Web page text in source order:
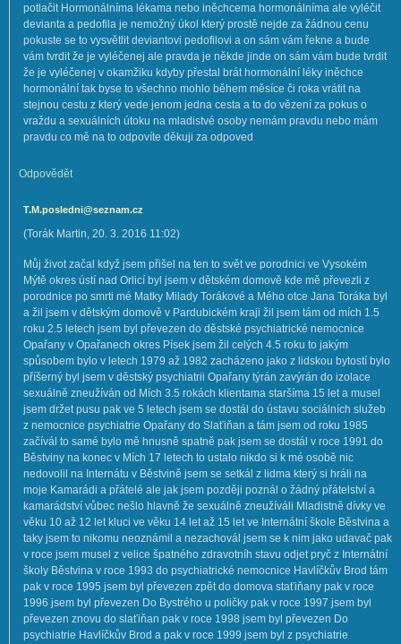
potlačit Hormonálníma lékama nebo iněchcema hormonálníma ale vyléčit
devianta a pedofila je nemožný úkol který prostě nejde za žádnou cenu
pokuste se to vysvětlit deviantovi pedofilovi a on sám vám řekne a bude
vám tvrdit že je vyléčenej ale pravda je někde jinde on sám vám bude tvrdit
že je vyléčenej v okamžiku kdyby přestal brát hormonální léky iněchce
hormonální tak byse to všechno mohlo během měsíce či roka vrátit na
stejnou cestu z který vede jenom jedna cesta a to do vězení za pokus o
vraždu a sexuálních útoku na mladistvé osoby nemám pravdu nebo mám
pravdu co mě na to odpovíte děkuji za odpoved
Odpovědět
T.M.posledni@seznam.cz
(Torák Martin, 20. 3. 2016 11:02)
Můj život začal když jsem přišel na ten to svět ve porodnici ve Vysokém
Mýtě okres ústí nad Orlicí byl jsem v dětském domově kde mě převezli z
porodnice po smrti mé Matky Milady Torákové a Mého otce Jana Toráka byl
a žil jsem v dětským domově v Pardubickém kraji žil jsem tám od mích 1.5
roku 2.5 letech jsem byl převezen do děstské psychiatrické nemocnice
Opařany v Opařanech okres Písek jsem žil celých 4.5 roku to jakým
spůsobem bylo v letech 1979 až 1982 zacházeno jako z lidskou bytostí bylo
příšerný byl jsem v děstský psychiatrii Opařany týrán zavýrán do izolace
sexuálně zneužíván od Mích 3.5 rokách klientama staršíma 15 let a musel
jsem držet pusu pak ve 5 letech jsem se dostál do ústavu sociálních služeb
z nemocnice psychiatrie Opařany do Slaťiňan a tám jsem od roku 1985
začívál to samé bylo mě hnusně spatně pak jsem se dostál v roce 1991 do
Běstviny na konec v Mích 17 letech to ustalo nikdo si k mé osobě nic
nedovolil na Internátu v Běstvině jsem se setkál z lidma který si hráli na
moje Kamarádi a přátelé ale jak jsem později poznál o žádný přátelství a
kamarádství vůbec nešlo hlavně že sexuálně zneužíváli Mladistně dívky ve
věku 10 až 12 let kluci ve věku 14 let až 15 let ve Internátní škole Běstvina a
taky jsem to nikomu neoznámil a nezachovál jsem se k nim jako udavač pak
v roce jsem musel z velice špatného zdravotníh stavu odjet pryč z Internátní
školy Běstvina v roce 1993 do psychiatrické nemocnice Havlíčkův Brod tám
pak v roce 1995 jsem byl převezen zpět do domova staťiňany pak v roce
1996 jsem byl převezen Do Bystrého u poličky pak v roce 1997 jsem byl
převezen znovu do slaťiňan pak v roce 1998 jsem byl převezen Do
psychiatrie Havlíčkův Brod a pak v roce 1999 jsem byl z psychiatrie